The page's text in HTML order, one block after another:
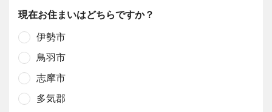
現在お住まいはどちらですか？
伊勢市
鳥羽市
志摩市
多気郡